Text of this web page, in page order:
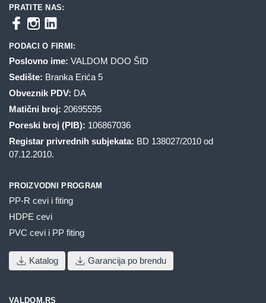
PRATITE NAS:
PODACI O FIRMI:
Poslovno ime: VALDOM DOO ŠID
Sedište: Branka Erića 5
Obveznik PDV: DA
Matični broj: 20695595
Poreski broj (PIB): 106867036
Registar privrednih subjekata: BD 138027/2010 od
07.12.2010.
PROIZVODNI PROGRAM
PP-R cevi i fiting
HDPE cevi
PVC cevi i PP fiting
Katalog Garancija po brendu
VALDOM.RS